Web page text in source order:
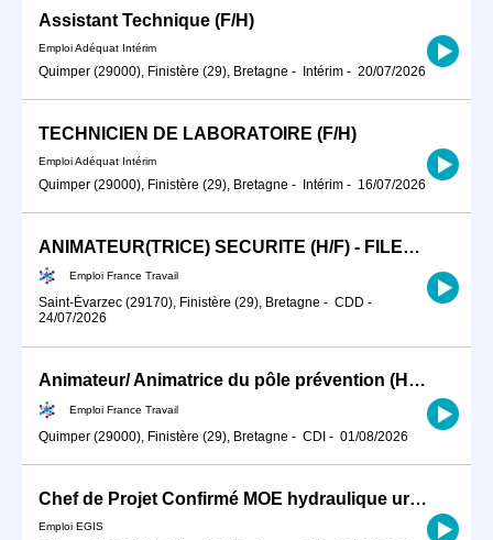
Assistant Technique (F/H)
Emploi Adéquat Intérim
Quimper (29000), Finistère (29), Bretagne - Intérim - 20/07/2026
TECHNICIEN DE LABORATOIRE (F/H)
Emploi Adéquat Intérim
Quimper (29000), Finistère (29), Bretagne - Intérim - 16/07/2026
ANIMATEUR(TRICE) SECURITE (H/F) - FILET BLEU
Emploi France Travail
Saint-Évarzec (29170), Finistère (29), Bretagne - CDD -
24/07/2026
Animateur/ Animatrice du pôle prévention (H/F)
Emploi France Travail
Quimper (29000), Finistère (29), Bretagne - CDI - 01/08/2026
Chef de Projet Confirmé MOE hydraulique urbaine H/F
Emploi EGIS